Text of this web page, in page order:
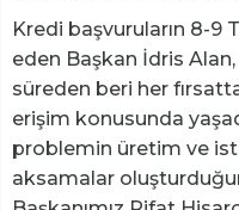
Kredi başvuruların 8-9
eden Başkan İdris
süreden beri her
erişim konusunda
problemin üretim ve
aksamalar